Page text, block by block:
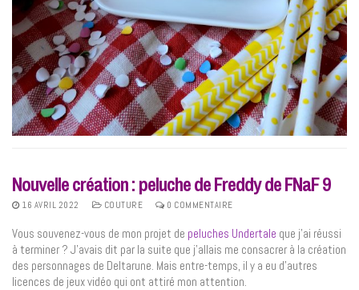
Nouvelle création : peluche de Freddy de FNaF 9
16 AVRIL 2022 COUTURE 0 COMMENTAIRE
Vous souvenez-vous de mon projet de peluches Undertale que j’ai réussi
à terminer ? J’avais dit par la suite que j’allais me consacrer à la création
des personnages de Deltarune. Mais entre-temps, il y a eu d’autres
licences de jeux vidéo qui ont attiré mon attention.